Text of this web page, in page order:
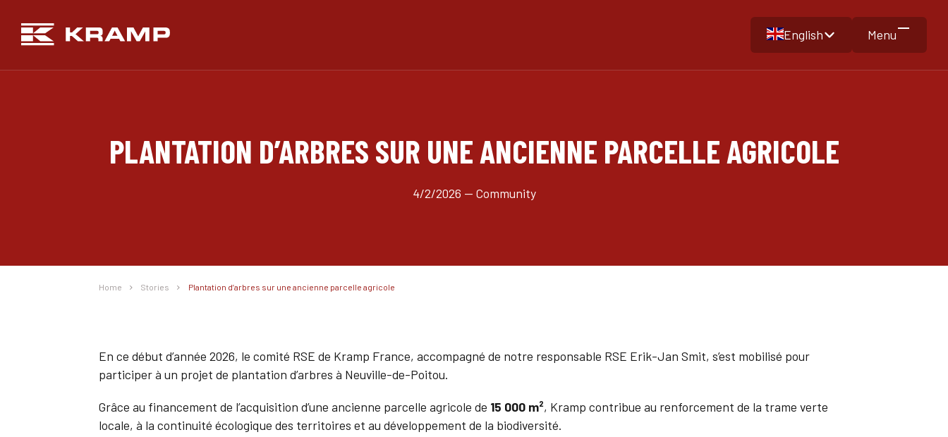
English Menu
PLANTATION D’ARBRES SUR UNE ANCIENNE PARCELLE AGRICOLE
4/2/2026 — Community
Home Stories Plantation d’arbres sur une ancienne parcelle agricole
En ce début d’année 2026, le comité RSE de Kramp France, accompagné de notre responsable RSE Erik-Jan Smit, s’est mobilisé pour
participer à un projet de plantation d’arbres à Neuville-de-Poitou.
Grâce au financement de l’acquisition d’une ancienne parcelle agricole de 15 000 m², Kramp contribue au renforcement de la trame verte
locale, à la continuité écologique des territoires et au développement de la biodiversité.